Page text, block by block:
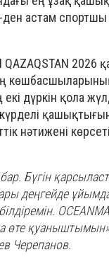
ден астам
QAZAQSTAN
дүркін қола
нәтижені
Бүгін
деңгейде
өте
Черепанов.